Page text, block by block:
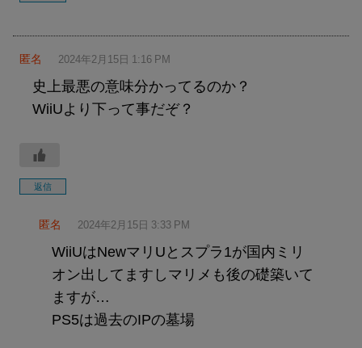
匿名 2024年2月15日 1:16 PM
史上最悪の意味分かってるのか？
WiiUより下って事だぞ？
返信
匿名 2024年2月15日 3:33 PM
WiiUはNewマリUとスプラ1が国内ミリ
オン出してますしマリメも後の礎築いて
ますが…
PS5は過去のIPの墓場